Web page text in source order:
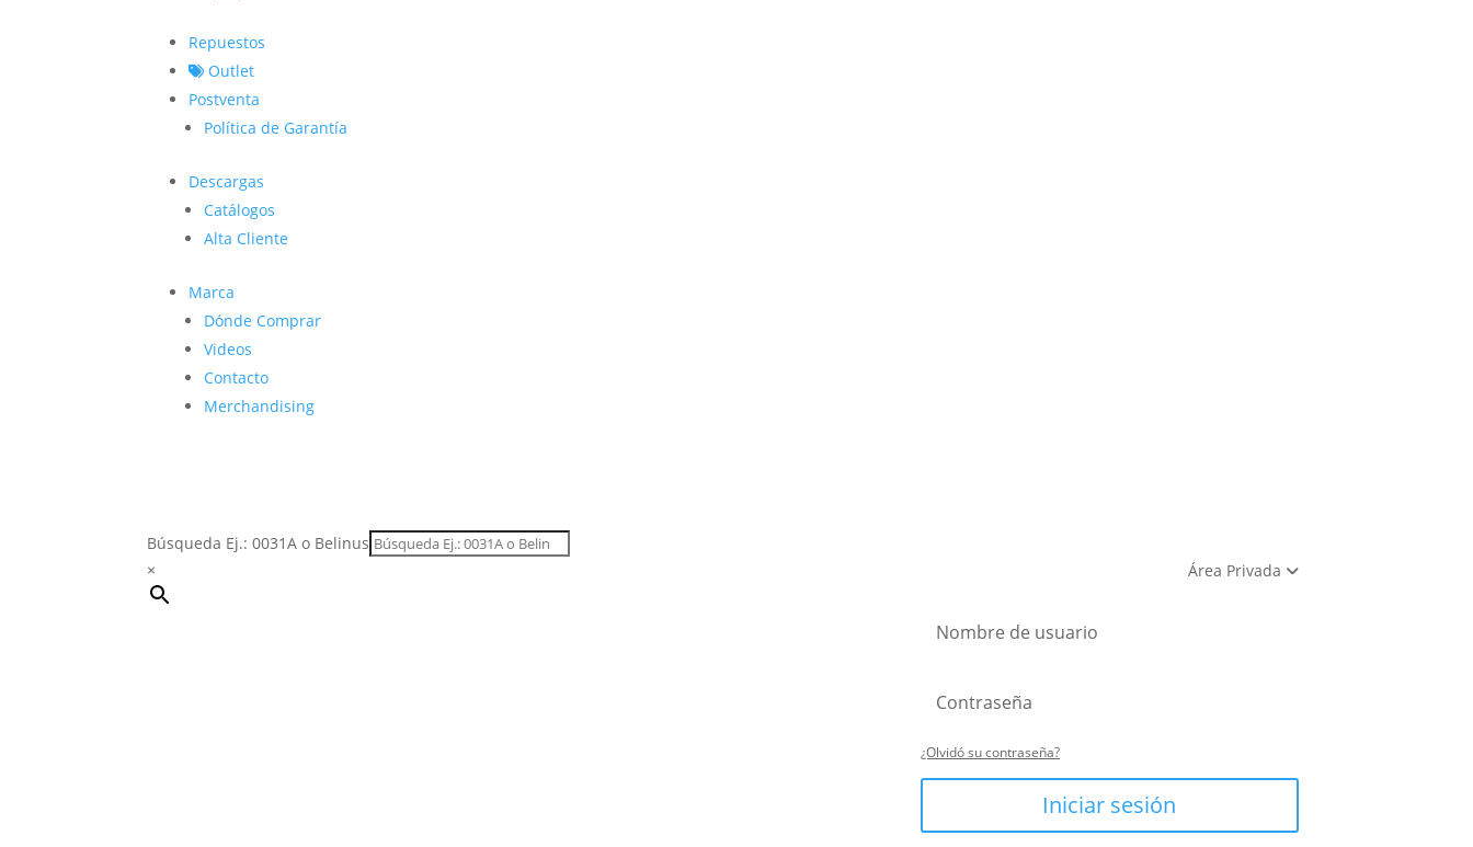
Repuestos
Outlet
Postventa
Política de Garantía
Descargas
Catálogos
Alta Cliente
Marca
Dónde Comprar
Videos
Contacto
Merchandising
Búsqueda Ej.: 0031A o Belinus
×
Área Privada
¿Olvidó su contraseña?
Iniciar sesión